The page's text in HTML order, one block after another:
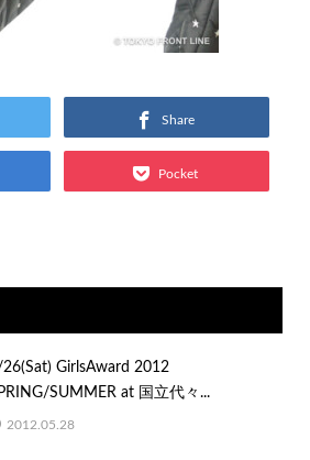
Share
Pocket
GirlsAward 2012
SUMMER at 国立代々...
2012.05.28